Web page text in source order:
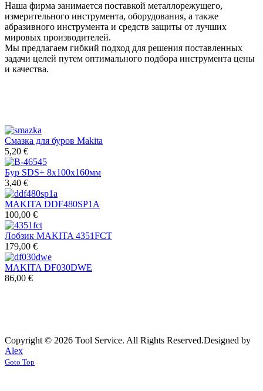
Наша фирма занимается поставкой металлорежущего,
измерительного инструмента, оборудования, а также
абразивного инструмента и средств защиты от лучших
мировых производителей.
Мы предлагаем гибкий подход для решения поставленных
задачи целей путем оптимального подбора инструмента цены
и качества.
Смазка для буров Makita
5,20 €
Бур SDS+ 8х100х160мм
3,40 €
MAKITA DDF480SP1A
100,00 €
Лобзик MAKITA 4351FCT
179,00 €
MAKITA DF030DWE
86,00 €
Copyright © 2026 Tool Service. All Rights Reserved.Designed by
Alex
Goto Top